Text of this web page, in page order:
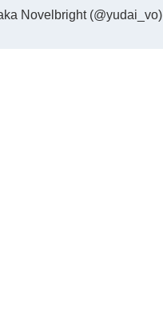
Novelbright (@yudai_vo)